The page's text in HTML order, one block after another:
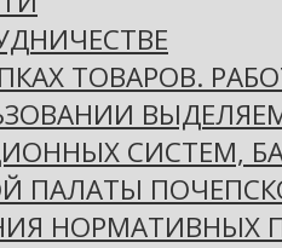
ТОВАРОВ.
СИСТЕМ,
ПАЛАТЫ
НОРМАТИВНЫХ